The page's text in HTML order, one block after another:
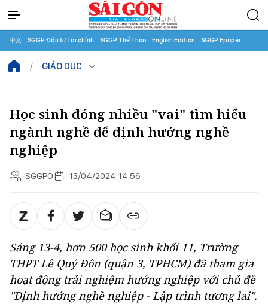
中文 SGGP Đầu tư Tài chính SGGP Thể Thao English Edition SGGP Epaper
GIÁO DỤC
Học sinh đóng nhiều "vai" tìm hiểu
ngành nghề để định hướng nghề
nghiệp
SGGPO 13/04/2024 14:56
Sáng 13-4, hơn 500 học sinh khối 11, Trường
THPT Lê Quý Đôn (quận 3, TPHCM) đã tham gia
hoạt động trải nghiệm hướng nghiệp với chủ đề
"Định hướng nghề nghiệp - Lập trình tương lai".